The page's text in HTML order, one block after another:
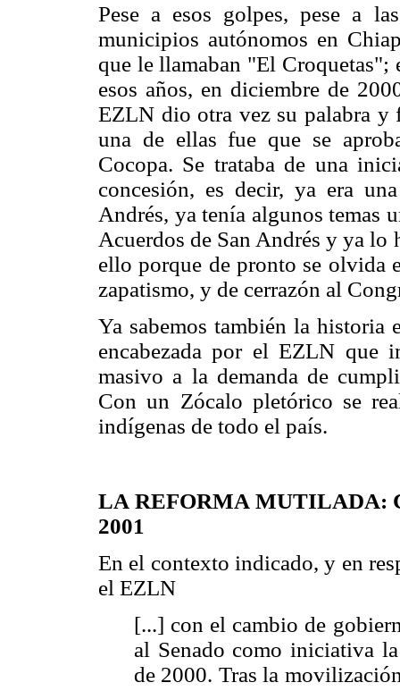
Pese a esos golpes, pese a
municipios autónomos en
que le llamaban "El Croquetas";
esos años, en diciembre de
EZLN dio otra vez su palabra y
una de ellas fue que se
Cocopa. Se trataba de una
concesión, es decir, ya era
Andrés, ya tenía algunos temas
Acuerdos de San Andrés y ya lo
ello porque de pronto se olvida
zapatismo, y de cerrazón al
Ya sabemos también la
encabezada por el EZLN que
masivo a la demanda de
Con un Zócalo pletórico se
indígenas de todo el país.
LA REFORMA MUTILADA:
2001
En el contexto indicado, y en
el EZLN
[...] con el cambio de
al Senado como iniciativa
de 2000. Tras la